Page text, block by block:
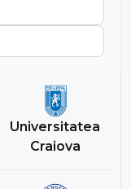
Universitatea
Craiova